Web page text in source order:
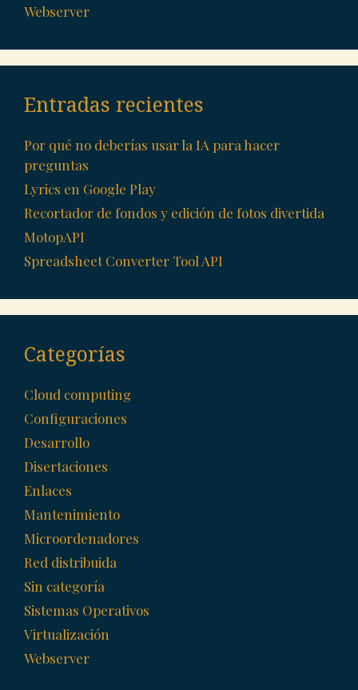
Webserver
Entradas recientes
Por qué no deberías usar la IA para hacer
preguntas
Lyrics en Google Play
Recortador de fondos y edición de fotos divertida
MotopAPI
Spreadsheet Converter Tool API
Categorías
Cloud computing
Configuraciones
Desarrollo
Disertaciones
Enlaces
Mantenimiento
Microordenadores
Red distribuida
Sin categoría
Sistemas Operativos
Virtualización
Webserver